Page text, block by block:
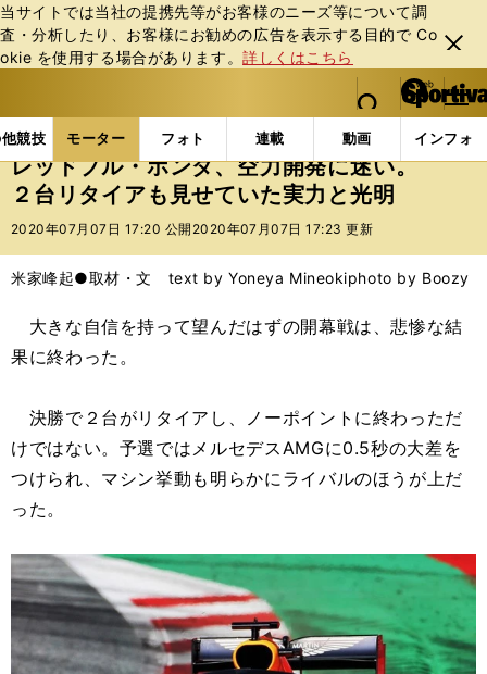
当サイトでは当社の提携先等がお客様のニーズ等について調
査・分析したり、お客様にお勧めの広告を表⽰する⽬的で Co
okie を使⽤する場合があります。詳しくはこちら
閉じ
る
web Sportiva (webスポルティーバ)
検索
マイペ
ー
ジ
メニュ
競技 モーター フォト 連載 動画 インフォ
b
ス
ポ
ル
バ
モーターの記事一覧 モーター F1 レッドブル・
レッドブル・ホンダ、空力開発に迷い。
２台リタイアも見せていた実力と光明
2020年07月07日 17:20 公開 2020年07月07日 17:23 更新
米家峰起●取材・文 text by Yoneya Mineokiphoto by Boozy
大きな自信を持って望んだはずの開幕戦は、悲惨な結
果に終わった。
決勝で２台がリタイアし、ノーポイントに終わっただ
けではない。予選ではメルセデスAMGに0.5秒の大差を
つけられ、マシン挙動も明らかにライバルのほうが上だ
った。